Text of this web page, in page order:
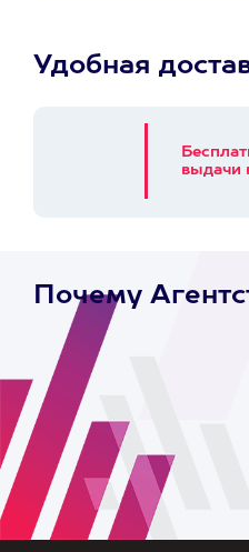
Удобная
выдачи
Почему